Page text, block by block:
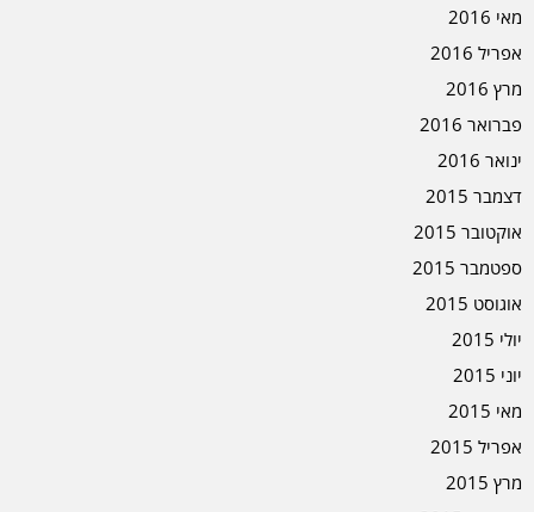
מאי 2016
אפריל 2016
מרץ 2016
פברואר 2016
ינואר 2016
דצמבר 2015
אוקטובר 2015
ספטמבר 2015
אוגוסט 2015
יולי 2015
יוני 2015
מאי 2015
אפריל 2015
מרץ 2015